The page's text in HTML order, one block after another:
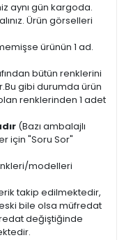
aynı gün kargoda.
Ürün görselleri
ürünün 1 ad.
bütün renklerini
gibi durumda ürün
renklerinden 1 adet
(Bazı ambalajlı
için "Soru Sor"
modelleri
takip edilmektedir,
eski bile olsa müfredat
değiştiğinde